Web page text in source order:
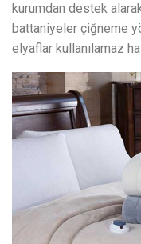
kurumdan destek
battaniyeler çiğneme
elyaflar kullanılamaz